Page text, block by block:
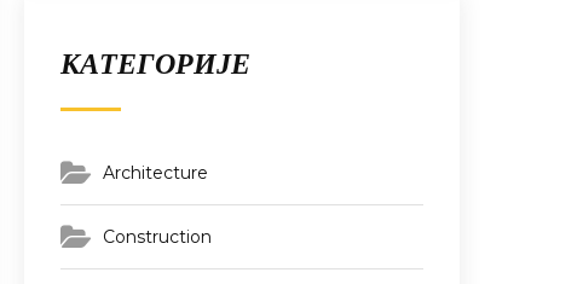
КАТЕГОРИЈЕ
Architecture
Construction